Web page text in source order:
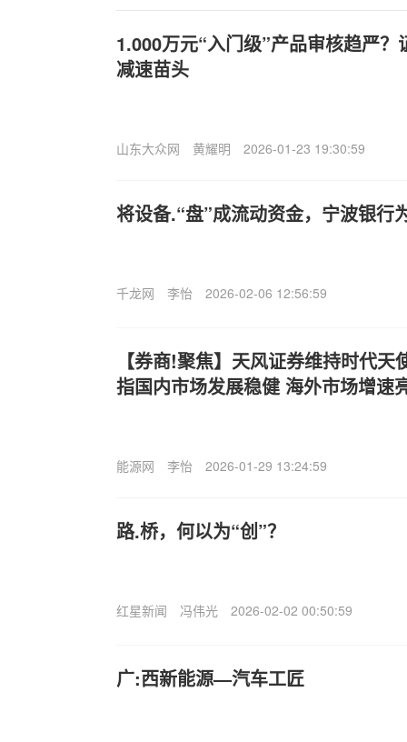
1.000万元“入门级”产品审核趋严
减速苗头
山东大众网 黄耀明 2026-01-23 19:30:59
将设备.“盘”成流动资金，宁波银行
千龙网 李怡 2026-02-06 12:56:59
【券商!聚焦】天风证券维持时代天
指国内市场发展稳健 海外市场增速
能源网 李怡 2026-01-29 13:24:59
路.桥，何以为“创”？
红星新闻 冯伟光 2026-02-02 00:50:59
广:西新能源—汽车工匠